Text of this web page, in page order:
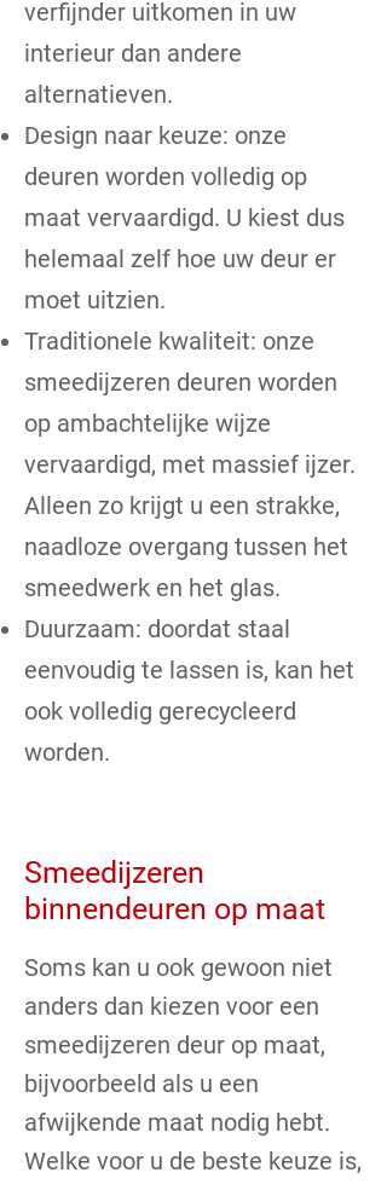
verfijnder uitkomen in uw
interieur dan andere
alternatieven.
Design naar keuze: onze
deuren worden volledig op
maat vervaardigd. U kiest dus
helemaal zelf hoe uw deur er
moet uitzien.
Traditionele kwaliteit: onze
smeedijzeren deuren worden
op ambachtelijke wijze
vervaardigd, met massief ijzer.
Alleen zo krijgt u een strakke,
naadloze overgang tussen het
smeedwerk en het glas.
Duurzaam: doordat staal
eenvoudig te lassen is, kan het
ook volledig gerecycleerd
worden.
Smeedijzeren
binnendeuren op maat
Soms kan u ook gewoon niet
anders dan kiezen voor een
smeedijzeren deur op maat,
bijvoorbeeld als u een
afwijkende maat nodig hebt.
Welke voor u de beste keuze is,